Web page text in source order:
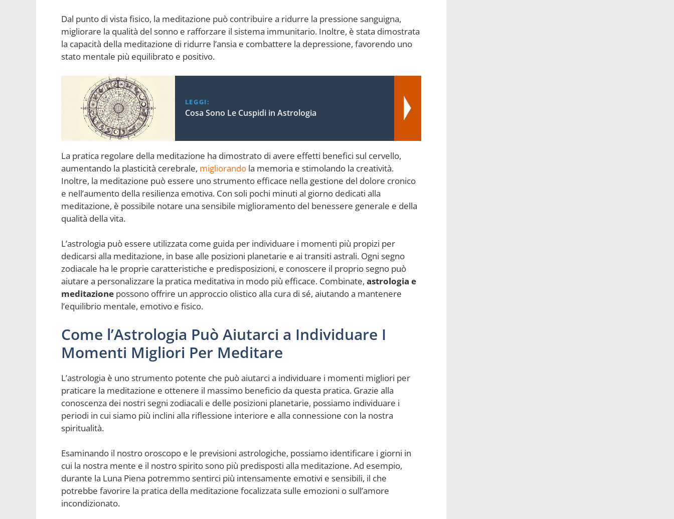
Dal punto di vista fisico, la meditazione può contribuire a ridurre la pressione sanguigna,
migliorare la qualità del sonno e rafforzare il sistema immunitario. Inoltre, è stata dimostrata
la capacità della meditazione di ridurre l’ansia e combattere la depressione, favorendo uno
stato mentale più equilibrato e positivo.
LEGGI:
Cosa Sono Le Cuspidi in Astrologia
La pratica regolare della meditazione ha dimostrato di avere effetti benefici sul cervello,
aumentando la plasticità cerebrale, migliorando la memoria e stimolando la creatività.
Inoltre, la meditazione può essere uno strumento efficace nella gestione del dolore cronico
e nell’aumento della resilienza emotiva. Con soli pochi minuti al giorno dedicati alla
meditazione, è possibile notare una sensibile miglioramento del benessere generale e della
qualità della vita.
L’astrologia può essere utilizzata come guida per individuare i momenti più propizi per
dedicarsi alla meditazione, in base alle posizioni planetarie e ai transiti astrali. Ogni segno
zodiacale ha le proprie caratteristiche e predisposizioni, e conoscere il proprio segno può
aiutare a personalizzare la pratica meditativa in modo più efficace. Combinate, astrologia e
meditazione possono offrire un approccio olistico alla cura di sé, aiutando a mantenere
l’equilibrio mentale, emotivo e fisico.
Come l’Astrologia Può Aiutarci a Individuare I
Momenti Migliori Per Meditare
L’astrologia è uno strumento potente che può aiutarci a individuare i momenti migliori per
praticare la meditazione e ottenere il massimo beneficio da questa pratica. Grazie alla
conoscenza dei nostri segni zodiacali e delle posizioni planetarie, possiamo individuare i
periodi in cui siamo più inclini alla riflessione interiore e alla connessione con la nostra
spiritualità.
Esaminando il nostro oroscopo e le previsioni astrologiche, possiamo identificare i giorni in
cui la nostra mente e il nostro spirito sono più predisposti alla meditazione. Ad esempio,
durante la Luna Piena potremmo sentirci più intensamente emotivi e sensibili, il che
potrebbe favorire la pratica della meditazione focalizzata sulle emozioni o sull’amore
incondizionato.